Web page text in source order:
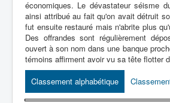
Équipe
Personnage
Transformation
Équipement
Mecha
économiques. Le dévastateur séisme
ainsi attribué au fait qu'on avait détruit
fut ensuite restauré mais n'abrite plus
Des offrandes sont régulièrement
ouvert à son nom dans une banque
témoins affirment avoir vu sa tête flotter
Classement alphabétique